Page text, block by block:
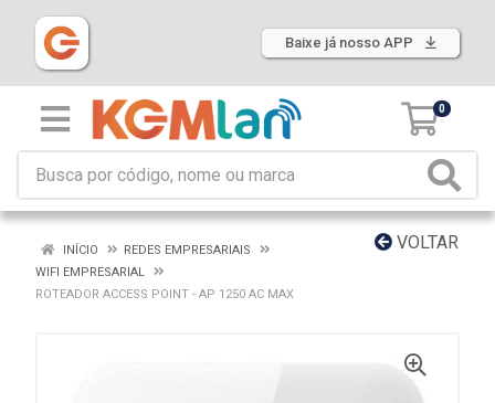
Baixe já nosso APP
0
VOLTAR
INÍCIO
REDES EMPRESARIAIS
WIFI EMPRESARIAL
ROTEADOR ACCESS POINT - AP 1250 AC MAX